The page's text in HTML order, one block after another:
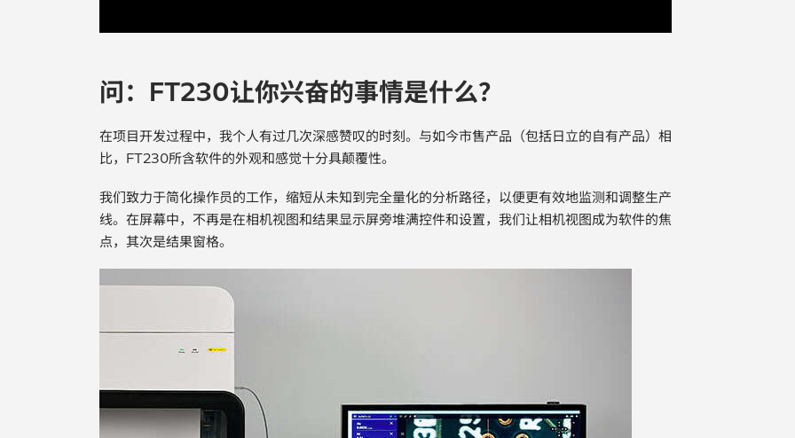
问：FT230让你兴奋的事情是什么？
在项目开发过程中，我个人有过几次深感赞叹的时刻。与如今市售产品（包括日立的自有产品）相
比，FT230所含软件的外观和感觉十分具颠覆性。
我们致力于简化操作员的工作，缩短从未知到完全量化的分析路径，以便更有效地监测和调整生产
线。在屏幕中，不再是在相机视图和结果显示屏旁堆满控件和设置，我们让相机视图成为软件的焦
点，其次是结果窗格。